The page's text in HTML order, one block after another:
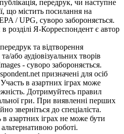
передрук, чи наступне
що містить посилання на
/ UPG, суворо забороняється.
розділі Я-Корреспондент є автор
та відтворення
або аудіовізуальних творів
- суворо забороняється.
призначені для осіб
в азартних іграх може
Дотримуйтесь правил
гри. При виявленні перших
зверніться до спеціаліста.
азартних іграх не може бути
роботі.